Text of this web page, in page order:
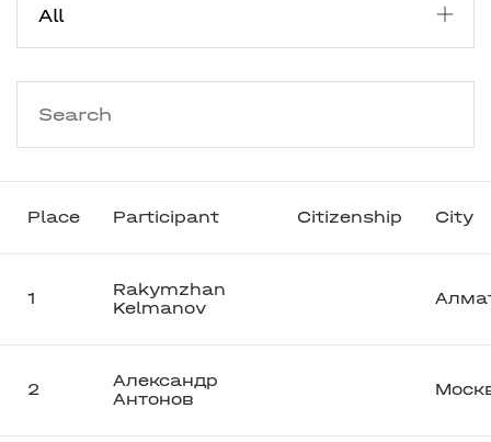
Place Participant Citizenship City
1
Rakymzhan
Kelmanov
2
Александр
Антонов